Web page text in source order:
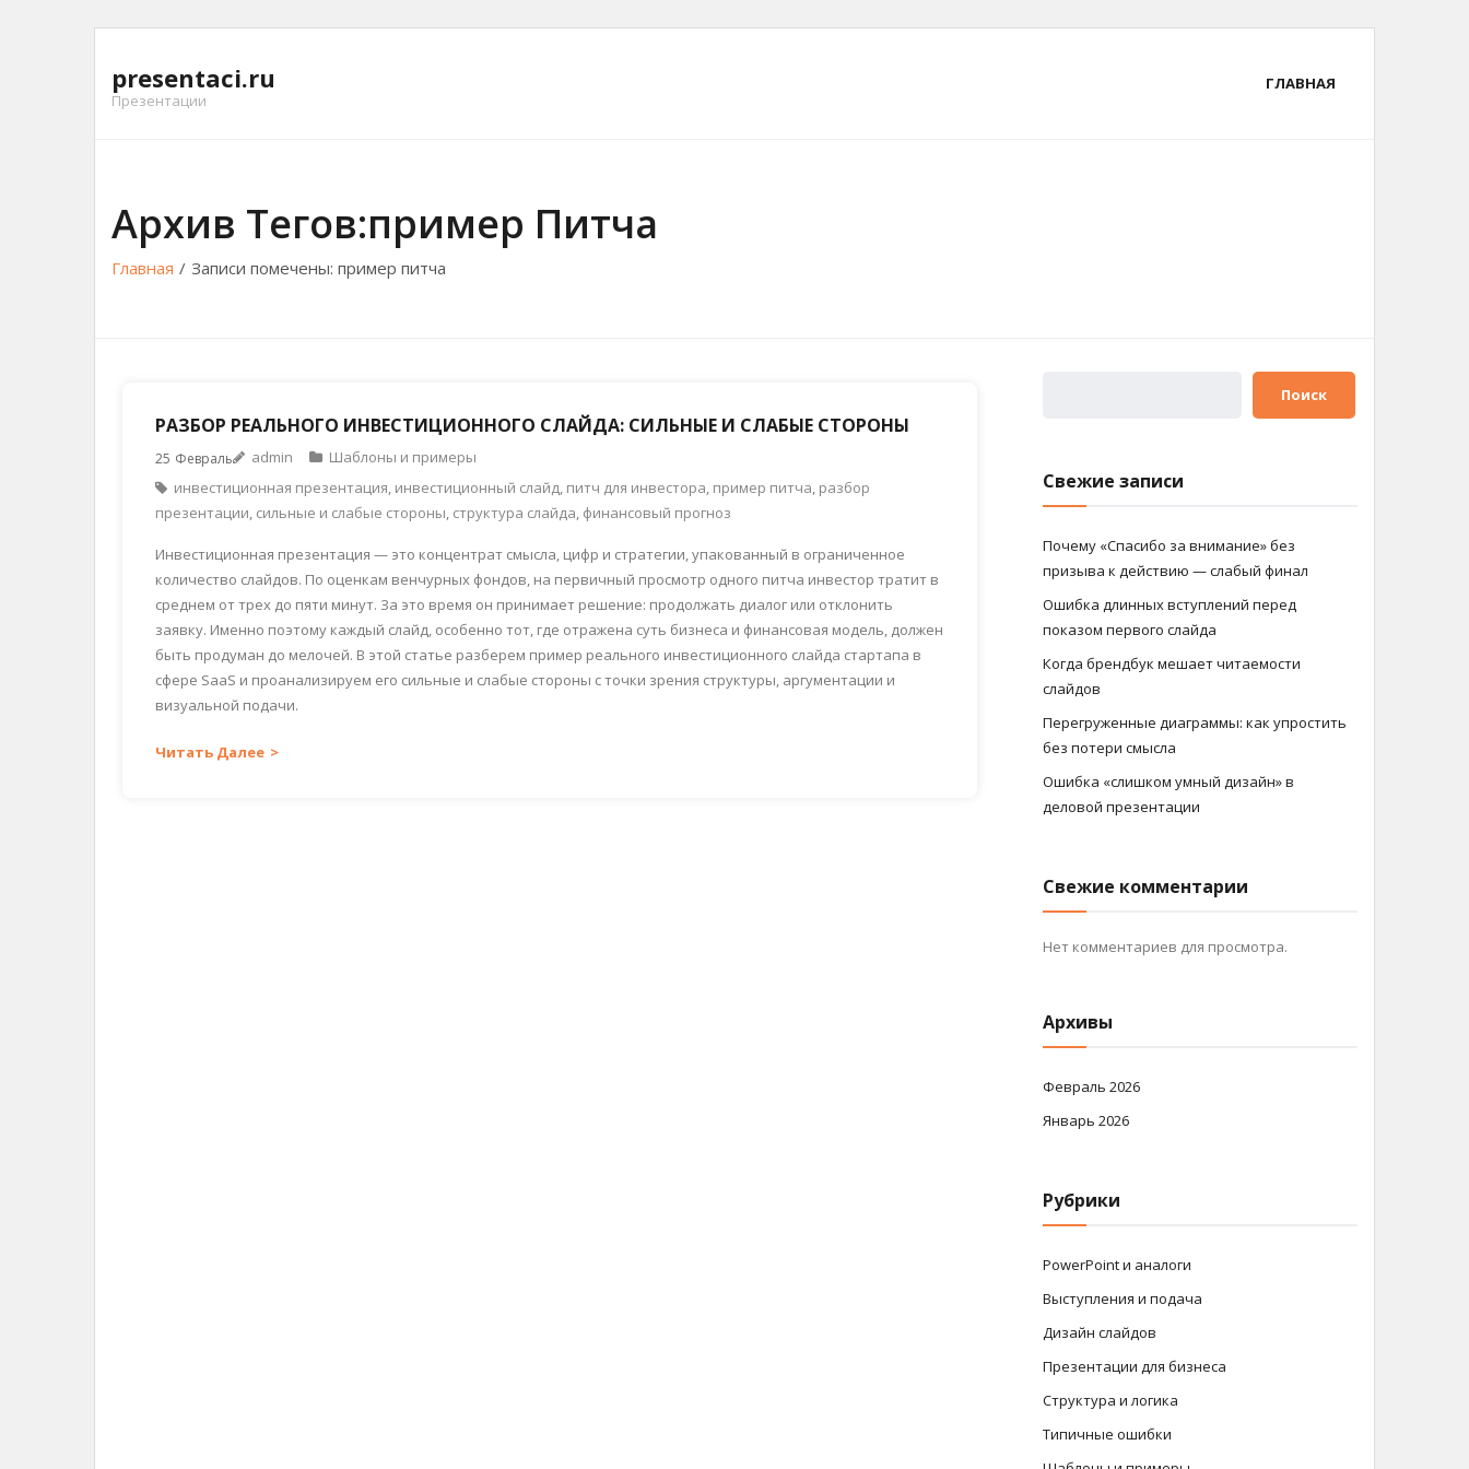
содержимому
presentaci.ru
Презентации
ГЛАВНАЯ
Архив Тегов:пример Питча
Главная / Записи помечены: пример питча
РАЗБОР РЕАЛЬНОГО ИНВЕСТИЦИОННОГО СЛАЙДА: СИЛЬНЫЕ И СЛАБЫЕ СТОРОНЫ
25 Февраль admin
Шаблоны и примеры
инвестиционная презентация, инвестиционный слайд, питч для инвестора, пример питча, разбор
презентации, сильные и слабые стороны, структура слайда, финансовый прогноз
Инвестиционная презентация — это концентрат смысла, цифр и стратегии, упакованный в ограниченное
количество слайдов. По оценкам венчурных фондов, на первичный просмотр одного питча инвестор тратит в
среднем от трех до пяти минут. За это время он принимает решение: продолжать диалог или отклонить
заявку. Именно поэтому каждый слайд, особенно тот, где отражена суть бизнеса и финансовая модель, должен
быть продуман до мелочей. В этой статье разберем пример реального инвестиционного слайда стартапа в
сфере SaaS и проанализируем его сильные и слабые стороны с точки зрения структуры, аргументации и
визуальной подачи.
Читать Далее
Поиск
Свежие записи
Почему «Спасибо за внимание» без
призыва к действию — слабый финал
Ошибка длинных вступлений перед
показом первого слайда
Когда брендбук мешает читаемости
слайдов
Перегруженные диаграммы: как упростить
без потери смысла
Ошибка «слишком умный дизайн» в
деловой презентации
Свежие комментарии
Нет комментариев для просмотра.
Архивы
Февраль 2026
Январь 2026
Рубрики
PowerPoint и аналоги
Выступления и подача
Дизайн слайдов
Презентации для бизнеса
Структура и логика
Типичные ошибки